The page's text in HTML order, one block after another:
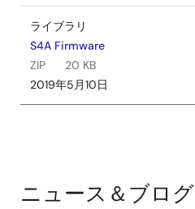
ライブラリ
S4A Firmware
ZIP
20 KB
2019年5月10日
ニュース＆ブログ